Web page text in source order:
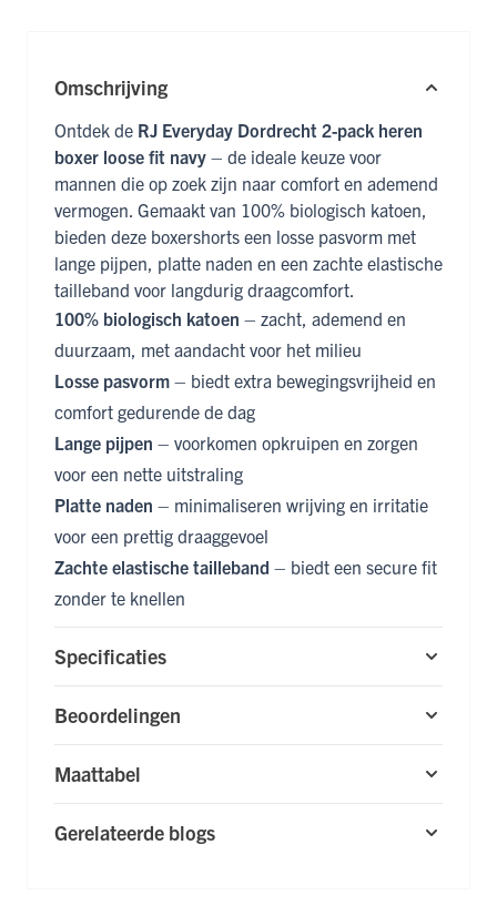
Omschrijving
Ontdek de RJ Everyday Dordrecht 2-pack heren
boxer loose fit navy – de ideale keuze voor
mannen die op zoek zijn naar comfort en ademend
vermogen. Gemaakt van 100% biologisch katoen,
bieden deze boxershorts een losse pasvorm met
lange pijpen, platte naden en een zachte elastische
tailleband voor langdurig draagcomfort.
100% biologisch katoen – zacht, ademend en
duurzaam, met aandacht voor het milieu
Losse pasvorm – biedt extra bewegingsvrijheid en
comfort gedurende de dag
Lange pijpen – voorkomen opkruipen en zorgen
voor een nette uitstraling
Platte naden – minimaliseren wrijving en irritatie
voor een prettig draaggevoel
Zachte elastische tailleband – biedt een secure fit
zonder te knellen
Specificaties
Beoordelingen
Maattabel
Gerelateerde blogs